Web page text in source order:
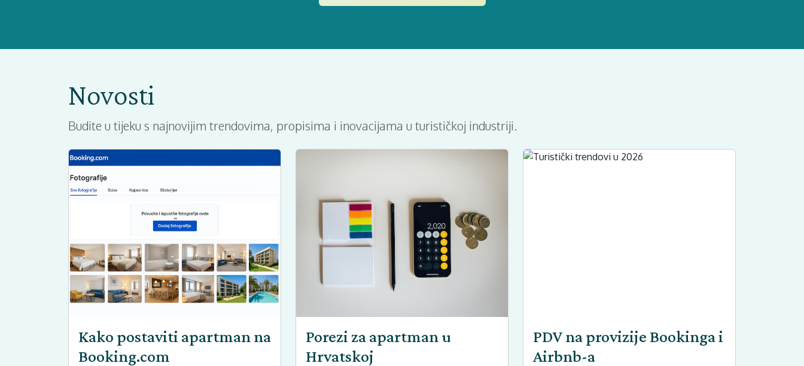
Novosti
Budite u tijeku s najnovijim trendovima, propisima i inovacijama u turističkoj industriji.
Kako postaviti apartman na
Booking.com
Porezi za apartman u
Hrvatskoj
PDV na provizije Bookinga i
Airbnb-a